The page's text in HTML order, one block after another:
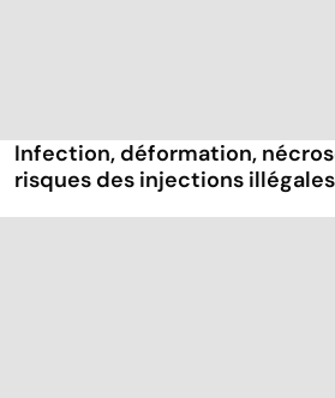
Infection, déformation,
risques des injections illégales